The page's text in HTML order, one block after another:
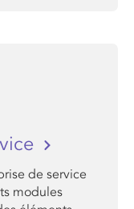
de service
modules